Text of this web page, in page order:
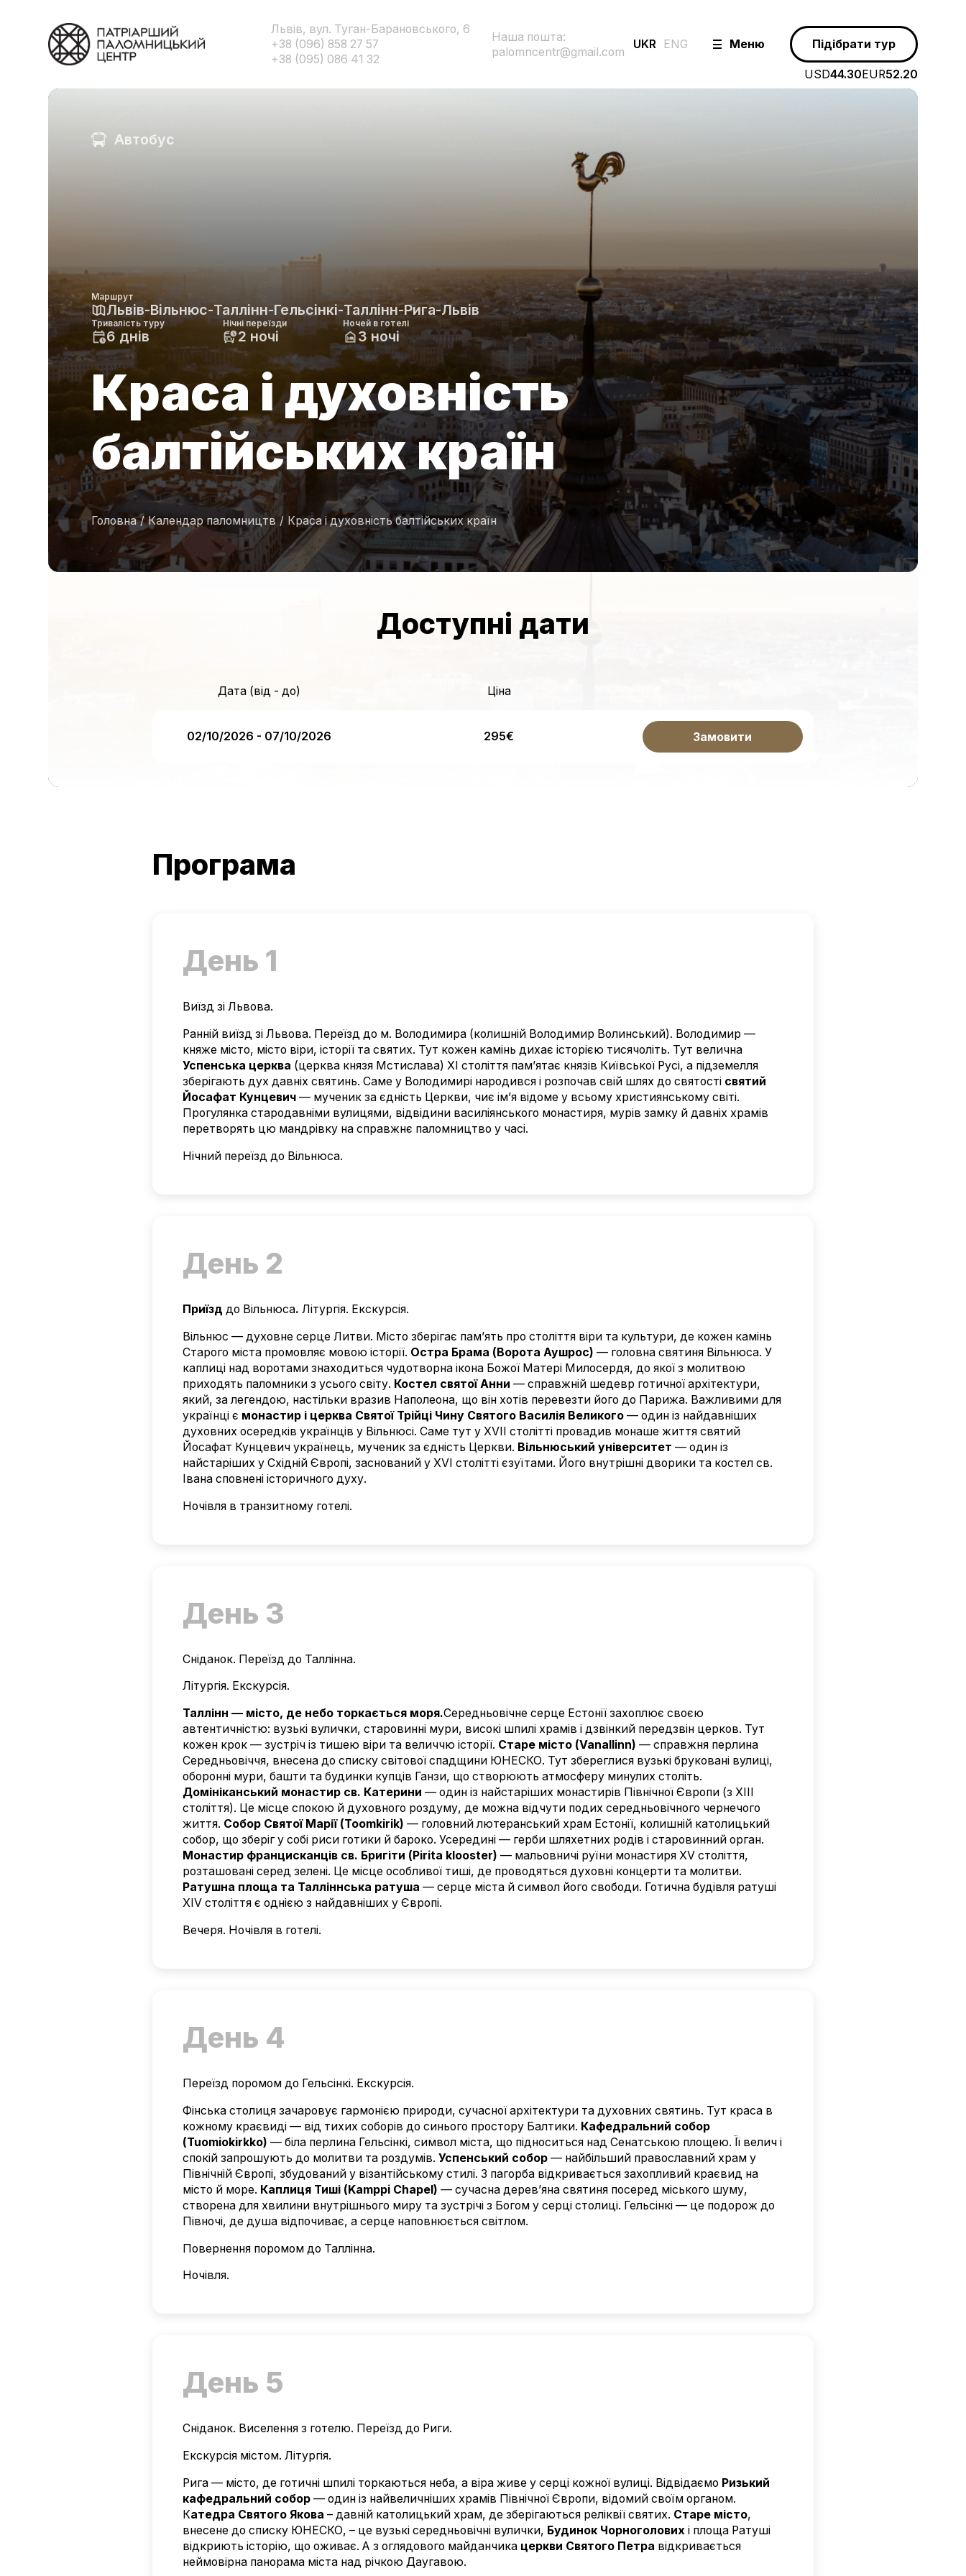
Львів, вул. Туган-Барановського, 6
+38 (096) 858 27 57
+38 (095) 086 41 32
Наша пошта:
palomncentr@gmail.com
UKR ENG Меню Підібрати тур
USD44.30EUR52.20
Автобус
Маршрут
Львів-Вільнюс-Таллінн-Гельсінкі-Таллінн-Рига-Львів
Тривалість туру
6 днів
Нічні переїзди
2 ночі
Ночей в готелі
3 ночі
Краса і духовність
балтійських країн
Головна / Календар паломництв / Краса і духовність балтійських країн
Доступні дати
Дата (від - до) Ціна
02/10/2026 - 07/10/2026 295€ Замовити
Програма
День 1
Виїзд зі Львова.
Ранній виїзд зі Львова. Переїзд до м. Володимира (колишній Володимир Волинський). Володимир —
княже місто, місто віри, історії та святих. Тут кожен камінь дихає історією тисячоліть. Тут велична
Успенська церква (церква князя Мстислава) XI століття пам’ятає князів Київської Русі, а підземелля
зберігають дух давніх святинь. Саме у Володимирі народився і розпочав свій шлях до святості святий
Йосафат Кунцевич — мученик за єдність Церкви, чиє ім’я відоме у всьому християнському світі.
Прогулянка стародавніми вулицями, відвідини василіянського монастиря, мурів замку й давніх храмів
перетворять цю мандрівку на справжнє паломництво у часі.
Нічний переїзд до Вільнюса.
День 2
Приїзд до Вільнюса.Літургія. Екскурсія.
Вільнюс — духовне серце Литви. Місто зберігає пам’ять про століття віри та культури, де кожен камінь
Старого міста промовляє мовою історії. Остра Брама (Ворота Аушрос) — головна святиня Вільнюса. У
каплиці над воротами знаходиться чудотворна ікона Божої Матері Милосердя, до якої з молитвою
приходять паломники з усього світу. Костел святої Анни — справжній шедевр готичної архітектури,
який, за легендою, настільки вразив Наполеона, що він хотів перевезти його до Парижа. Важливими для
українці є монастир і церква Святої Трійці Чину Святого Василія Великого— один із найдавніших
духовних осередків українців у Вільнюсі. Саме тут у XVII столітті провадив монаше життя святий
Йосафат Кунцевич українець, мученик за єдність Церкви. Вільнюський університет — один із
найстаріших у Східній Європі, заснований у XVI столітті єзуїтами. Його внутрішні дворики та костел св.
Івана сповнені історичного духу.
Ночівля в транзитному готелі.
День 3
Сніданок. Переїзд до Таллінна.
Літургія. Екскурсія.
Таллінн — місто, де небо торкається моря.Середньовічне серце Естонії захоплює своєю
автентичністю: вузькі вулички, старовинні мури, високі шпилі храмів і дзвінкий передзвін церков. Тут
кожен крок — зустріч із тишею віри та величчю історії. Старе місто (Vanallinn) — справжня перлина
Середньовіччя, внесена до списку світової спадщини ЮНЕСКО. Тут збереглися вузькі бруковані вулиці,
оборонні мури, башти та будинки купців Ганзи, що створюють атмосферу минулих століть.
Домініканський монастир св. Катерини — один із найстаріших монастирів Північної Європи (з XIII
століття). Це місце спокою й духовного роздуму, де можна відчути подих середньовічного чернечого
життя. Собор Святої Марії (Toomkirik) — головний лютеранський храм Естонії, колишній католицький
собор, що зберіг у собі риси готики й бароко. Усередині — герби шляхетних родів і старовинний орган.
Монастир францисканців св. Бригіти (Pirita klooster) — мальовничі руїни монастиря XV століття,
розташовані серед зелені. Це місце особливої тиші, де проводяться духовні концерти та молитви.
Ратушна площа та Талліннська ратуша — серце міста й символ його свободи. Готична будівля ратуші
XIV століття є однією з найдавніших у Європі.
Вечеря. Ночівля в готелі.
День 4
Переїзд поромом до Гельсінкі. Екскурсія.
Фінська столиця зачаровує гармонією природи, сучасної архітектури та духовних святинь. Тут краса в
кожному краєвиді — від тихих соборів до синього простору Балтики. Кафедральний собор
(Tuomiokirkko) — біла перлина Гельсінкі, символ міста, що підноситься над Сенатською площею. Її велич і
спокій запрошують до молитви та роздумів.Успенський собор — найбільший православний храм у
Північній Європі, збудований у візантійському стилі. З пагорба відкривається захопливий краєвид на
місто й море. Каплиця Тиші (Kamppi Chapel) — сучасна дерев’яна святиня посеред міського шуму,
створена для хвилини внутрішнього миру та зустрічі з Богом у серці столиці. Гельсінкі — це подорож до
Півночі, де душа відпочиває, а серце наповнюється світлом.
Повернення поромом до Таллінна.
Ночівля.
День 5
Сніданок. Виселення з готелю. Переїзд до Риги.
Екскурсія містом. Літургія.
Рига — місто, де готичні шпилі торкаються неба, а віра живе у серці кожної вулиці. Відвідаємо Ризький
кафедральний собор — один із найвеличніших храмів Північної Європи, відомий своїм органом.
Катедра Святого Якова – давній католицький храм, де зберігаються реліквії святих. Старе місто,
внесене до списку ЮНЕСКО, – це вузькі середньовічні вулички, Будинок Чорноголових і площа Ратуші
відкриють історію, що оживає. А з оглядового майданчика церкви Святого Петра відкривається
неймовірна панорама міста над річкою Даугавою.